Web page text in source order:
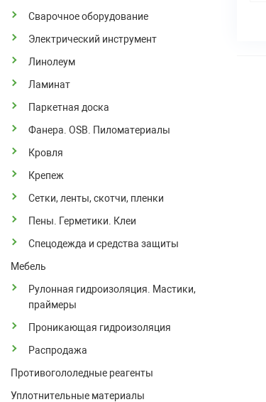
Сварочное оборудование
Электрический инструмент
Линолеум
Ламинат
Паркетная доска
Фанера. OSB. Пиломатериалы
Кровля
Крепеж
Сетки, ленты, скотчи, пленки
Пены. Герметики. Клеи
Спецодежда и средства защиты
Мебель
Рулонная гидроизоляция. Мастики,
праймеры
Проникающая гидроизоляция
Распродажа
Противогололедные реагенты
Уплотнительные материалы